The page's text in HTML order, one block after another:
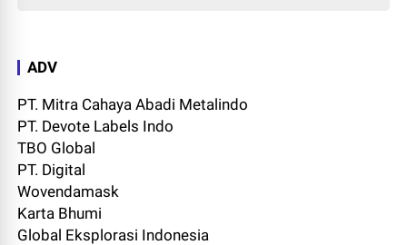
ADV
PT. Mitra Cahaya Abadi Metalindo
PT. Devote Labels Indo
TBO Global
PT. Digital
Wovendamask
Karta Bhumi
Global Eksplorasi Indonesia